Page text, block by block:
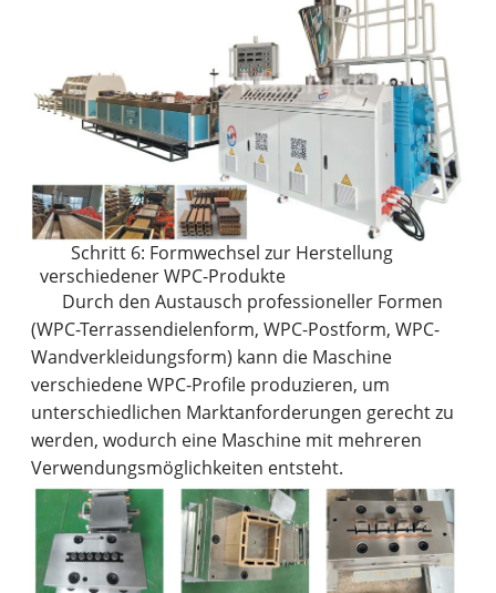
Schritt 6: Formwechsel zur Herstellung
verschiedener WPC-Produkte
Durch den Austausch professioneller Formen
(WPC-Terrassendielenform, WPC-Postform, WPC-
Wandverkleidungsform) kann die Maschine
verschiedene WPC-Profile produzieren, um
unterschiedlichen Marktanforderungen gerecht zu
werden, wodurch eine Maschine mit mehreren
Verwendungsmöglichkeiten entsteht.